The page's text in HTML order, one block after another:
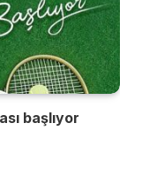
başlıyor